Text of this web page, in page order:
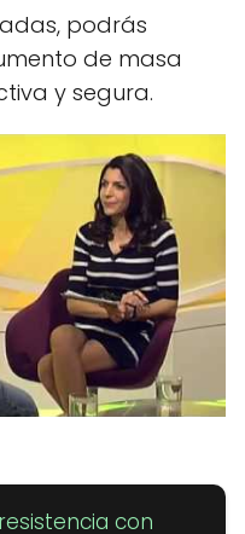
podrás
de masa
y segura.
con